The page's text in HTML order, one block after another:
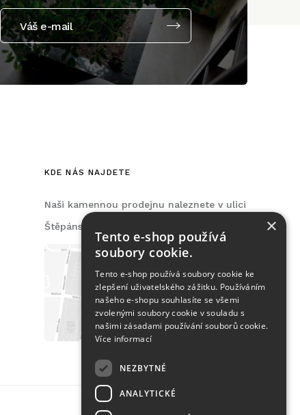
Váš e-mail
KDE NÁS NAJDETE
Naši kamennou prodejnu naleznete v ulici
Štěpánská, na Praze 2.
×
Tento e-shop používá
soubory cookie.
Tento e-shop používá soubory cookie ke
zlepšení uživatelského zážitku. Používáním
našeho e-shopu souhlasíte se všemi
zvolenými soubory cookie v souladu s
našimi zásadami používání souborů cookie.
Více informací
NEZBYTNÉ
ANALYTICKÉ